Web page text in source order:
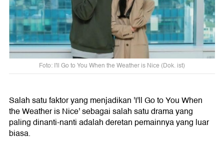
Foto: I'll Go to You When the Weather is Nice (Dok. ist)
Salah satu faktor yang menjadikan 'I'll Go to You When
the Weather is Nice' sebagai salah satu drama yang
paling dinanti-nanti adalah deretan pemainnya yang luar
biasa.